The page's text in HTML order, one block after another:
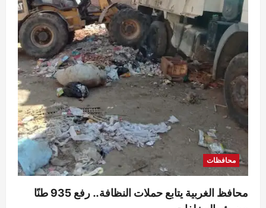
محافظات
محافظ الغربية يتابع حملات النظافة.. رفع 935 طنًا